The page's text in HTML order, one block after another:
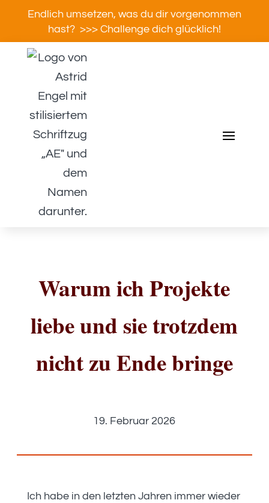
Endlich umsetzen, was du dir vorgenommen
hast? >>> Challenge dich glücklich!
Warum ich Projekte
liebe und sie trotzdem
nicht zu Ende bringe
19. Februar 2026
Ich habe in den letzten Jahren immer wieder